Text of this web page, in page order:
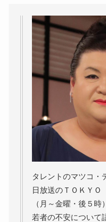
タレントのマツコ・
日放送のＴＯＫＹＯ
（月～金曜・後５
若者の不安について